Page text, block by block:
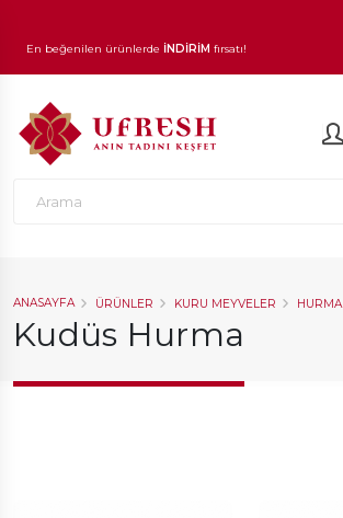
ANASAYFA ÜRÜNLER KURU MEYVELER HURMA
Kudüs Hurma